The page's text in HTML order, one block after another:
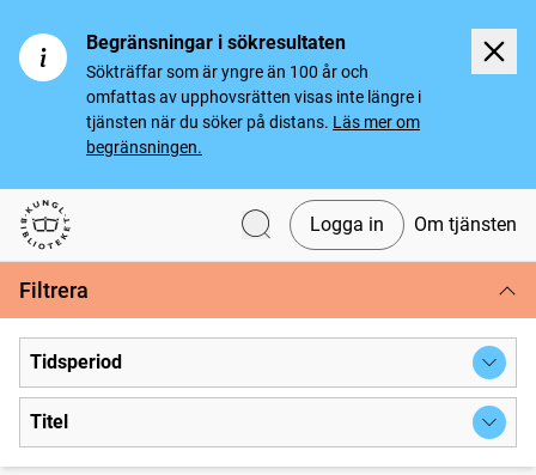
Begränsningar i sökresultaten
Sökträffar som är yngre än 100 år och
omfattas av upphovsrätten visas inte längre i
tjänsten när du söker på distans. Läs mer om
begränsningen.
Svenska tidningar
Logga in Om tjänsten
Filtrera
Tidsperiod
Titel